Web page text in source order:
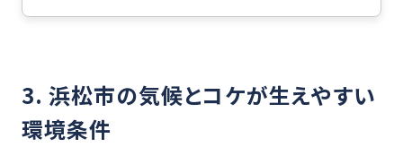
3. 浜松市の気候とコケが生えやすい
環境条件